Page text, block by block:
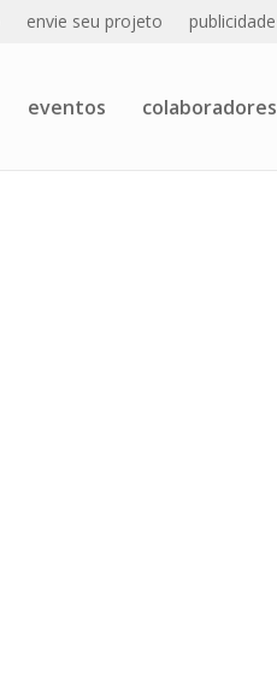
envie seu projeto publicidade
eventos colaboradores